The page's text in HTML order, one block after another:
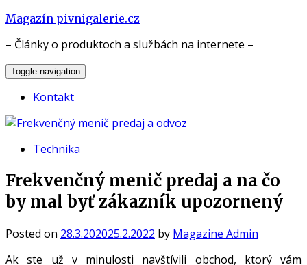
Skip
content
Magazín pivnigalerie.cz
– Články o produktoch a službách na internete –
Toggle navigation
Kontakt
Technika
Frekvenčný menič predaj a na čo
by mal byť zákazník upozornený
Posted on 28.3.202025.2.2022 by Magazine Admin
Ak ste už v minulosti navštívili obchod, ktorý vám